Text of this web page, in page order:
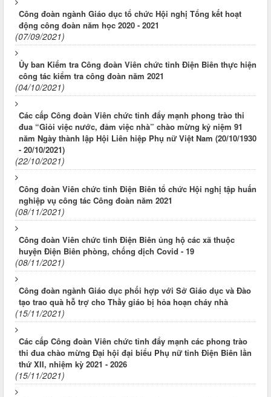
Công đoàn ngành Giáo dục tổ chức Hội nghị Tổng kết hoạt
động công đoàn năm học 2020 - 2021
(07/09/2021)
Ủy ban Kiểm tra Công đoàn Viên chức tỉnh Điện Biên thực hiện
công tác kiểm tra công đoàn năm 2021
(04/10/2021)
Các cấp Công đoàn Viên chức tỉnh đẩy mạnh phong trào thi
đua “Giỏi việc nước, đảm việc nhà” chào mừng kỷ niệm 91
năm Ngày thành lập Hội Liên hiệp Phụ nữ Việt Nam (20/10/1930
- 20/10/2021)
(22/10/2021)
Công đoàn Viên chức tỉnh Điện Biên tổ chức Hội nghị tập huấn
nghiệp vụ công tác Công đoàn năm 2021
(08/11/2021)
Công đoàn Viên chức tỉnh Điện Biên ủng hộ các xã thuộc
huyện Điện Biên phòng, chống dịch Covid - 19
(08/11/2021)
Công đoàn ngành Giáo dục phối hợp với Sở Giáo dục và Đào
tạo trao quà hỗ trợ cho Thầy giáo bị hỏa hoạn cháy nhà
(15/11/2021)
Các cấp Công đoàn Viên chức tỉnh đẩy mạnh các phong trào
thi đua chào mừng Đại hội đại biểu Phụ nữ tỉnh Điện Biên lần
thứ XII, nhiệm kỳ 2021 - 2026
(15/11/2021)